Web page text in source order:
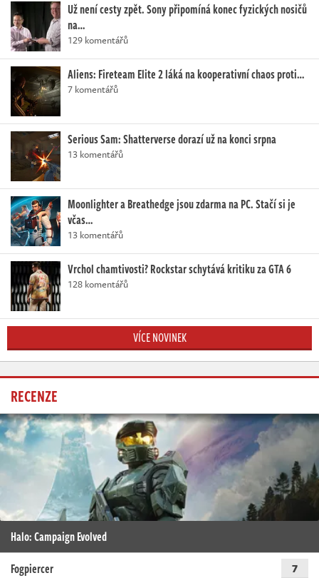
Už není cesty zpět. Sony připomíná konec fyzických nosičů
na…
129 komentářů
Aliens: Fireteam Elite 2 láká na kooperativní chaos proti…
7 komentářů
Serious Sam: Shatterverse dorazí už na konci srpna
13 komentářů
Moonlighter a Breathedge jsou zdarma na PC. Stačí si je
včas…
13 komentářů
Vrchol chamtivosti? Rockstar schytává kritiku za GTA 6
128 komentářů
VÍCE NOVINEK
RECENZE
Halo: Campaign Evolved
Fogpiercer
7